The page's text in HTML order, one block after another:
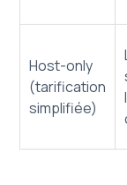
Host-only
(tarification
simplifiée)